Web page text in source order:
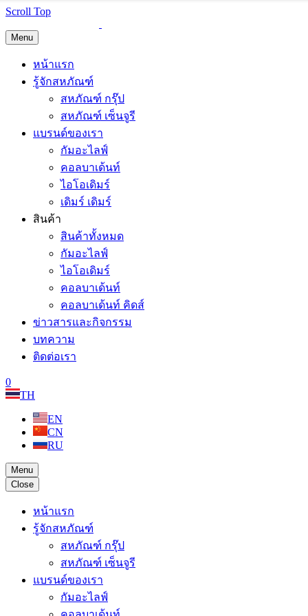
Scroll Top
Menu
หน้าแรก
รู้จักสหภัณฑ์
สหภัณฑ์ กรุ๊ป
สหภัณฑ์ เซ็นจูรี
แบรนด์ของเรา
กัมอะไลฟ์
คอลบาเด้นท์
ไอโอเดิมร์
เดิมร์ เดิมร์
สินค้า
สินค้าทั้งหมด
กัมอะไลฟ์
ไอโอเดิมร์
คอลบาเด้นท์
คอลบาเด้นท์ คิดส์
ข่าวสารและกิจกรรม
บทความ
ติดต่อเรา
0
TH
EN
CN
RU
Menu
Close
หน้าแรก
รู้จักสหภัณฑ์
สหภัณฑ์ กรุ๊ป
สหภัณฑ์ เซ็นจูรี
แบรนด์ของเรา
กัมอะไลฟ์